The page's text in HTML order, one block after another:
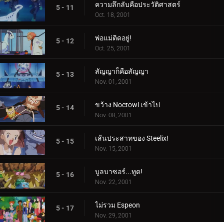
5 - 11 ความลึกลับคือประวัติศาสตร์
Oct. 18, 2001
5 - 12 พ่อแม่ติดอยู่!
Oct. 25, 2001
5 - 13 สัญญาก็คือสัญญา
Nov. 01, 2001
5 - 14 ขว้าง Noctowl เข้าไป
Nov. 08, 2001
5 - 15 เส้นประสาทของ Steelix!
Nov. 15, 2001
5 - 16 บูลบาซอร์...ทูต!
Nov. 22, 2001
5 - 17 ไม่รวม Espeon
Nov. 29, 2001